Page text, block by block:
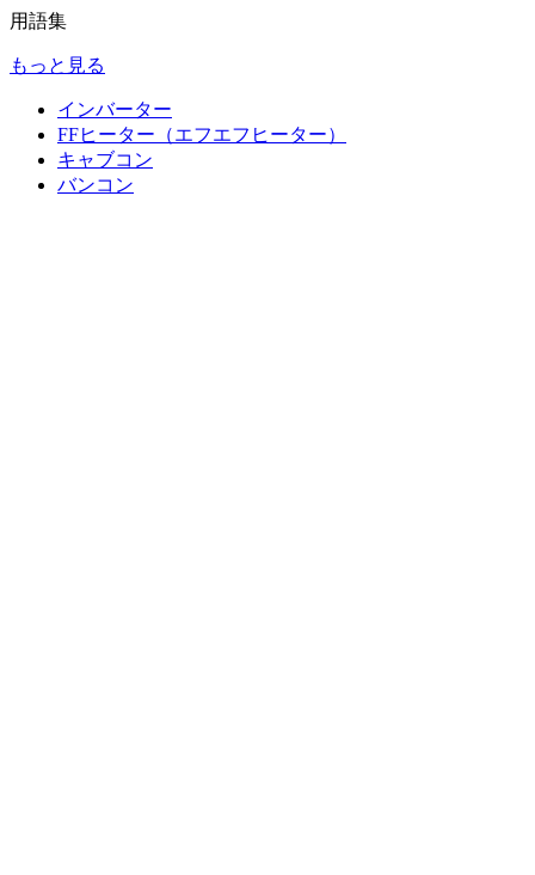
用語集
もっと見る
インバーター
FFヒーター（エフエフヒーター）
キャブコン
バンコン